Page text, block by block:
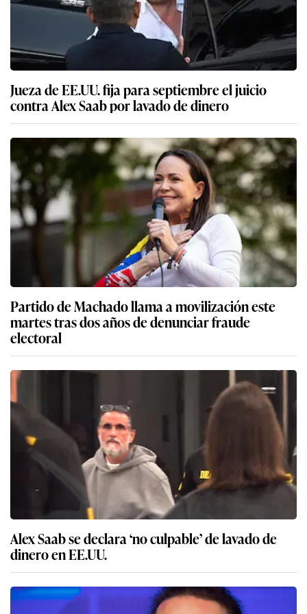
Jueza de EE.UU. fija para septiembre el juicio
contra Alex Saab por lavado de dinero
Partido de Machado llama a movilización este
martes tras dos años de denunciar fraude
electoral
Alex Saab se declara ‘no culpable’ de lavado de
dinero en EE.UU.